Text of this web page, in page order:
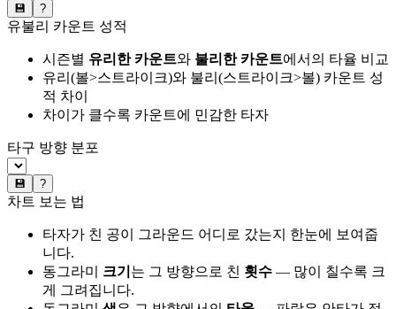
💾 ?
유불리 카운트 성적
시즌별 유리한 카운트와 불리한 카운트에서의 타율 비교
유리(볼>스트라이크)와 불리(스트라이크>볼) 카운트 성
적 차이
차이가 클수록 카운트에 민감한 타자
타구 방향 분포
💾 ?
차트 보는 법
타자가 친 공이 그라운드 어디로 갔는지 한눈에 보여줍
니다.
동그라미 크기 는 그 방향으로 친 횟수 — 많이 칠수록 크
게 그려집니다.